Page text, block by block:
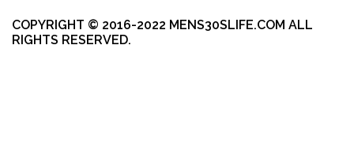
COPYRIGHT © 2016-2022 MENS30SLIFE.COM ALL
RIGHTS RESERVED.